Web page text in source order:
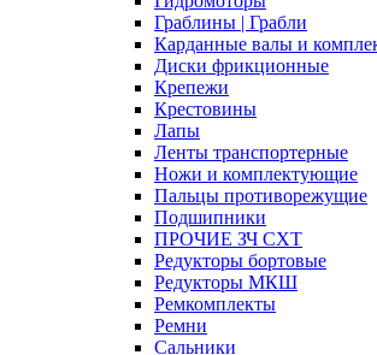
Граблины | Грабли
Карданные валы и
Диски фрикционные
Крепежи
Крестовины
Лапы
Ленты транспортерные
Ножи и комплектующие
Пальцы противорежущие
Подшипники
ПРОЧИЕ ЗЧ СХТ
Редукторы бортовые
Редукторы МКШ
Ремкомплекты
Ремни
Сальники